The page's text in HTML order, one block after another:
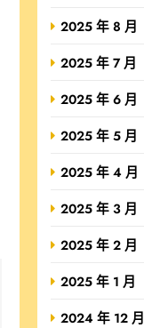
2025 年 8 月
2025 年 7 月
2025 年 6 月
2025 年 5 月
2025 年 4 月
2025 年 3 月
2025 年 2 月
2025 年 1 月
2024 年 12 月